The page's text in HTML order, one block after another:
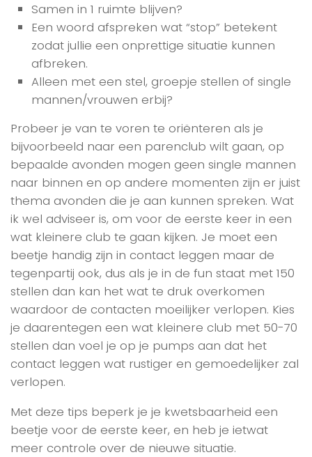
Samen in 1 ruimte blijven?
Een woord afspreken wat “stop” betekent
zodat jullie een onprettige situatie kunnen
afbreken.
Alleen met een stel, groepje stellen of single
mannen/vrouwen erbij?
Probeer je van te voren te oriënteren als je
bijvoorbeeld naar een parenclub wilt gaan, op
bepaalde avonden mogen geen single mannen
naar binnen en op andere momenten zijn er juist
thema avonden die je aan kunnen spreken. Wat
ik wel adviseer is, om voor de eerste keer in een
wat kleinere club te gaan kijken. Je moet een
beetje handig zijn in contact leggen maar de
tegenpartij ook, dus als je in de fun staat met 150
stellen dan kan het wat te druk overkomen
waardoor de contacten moeilijker verlopen. Kies
je daarentegen een wat kleinere club met 50-70
stellen dan voel je op je pumps aan dat het
contact leggen wat rustiger en gemoedelijker zal
verlopen.
Met deze tips beperk je je kwetsbaarheid een
beetje voor de eerste keer, en heb je ietwat
meer controle over de nieuwe situatie.